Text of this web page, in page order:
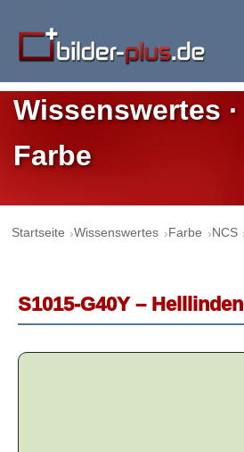
Wissenswertes ·
Farbe
Startseite Wissenswertes Farbe NCS
S1015-G40Y –